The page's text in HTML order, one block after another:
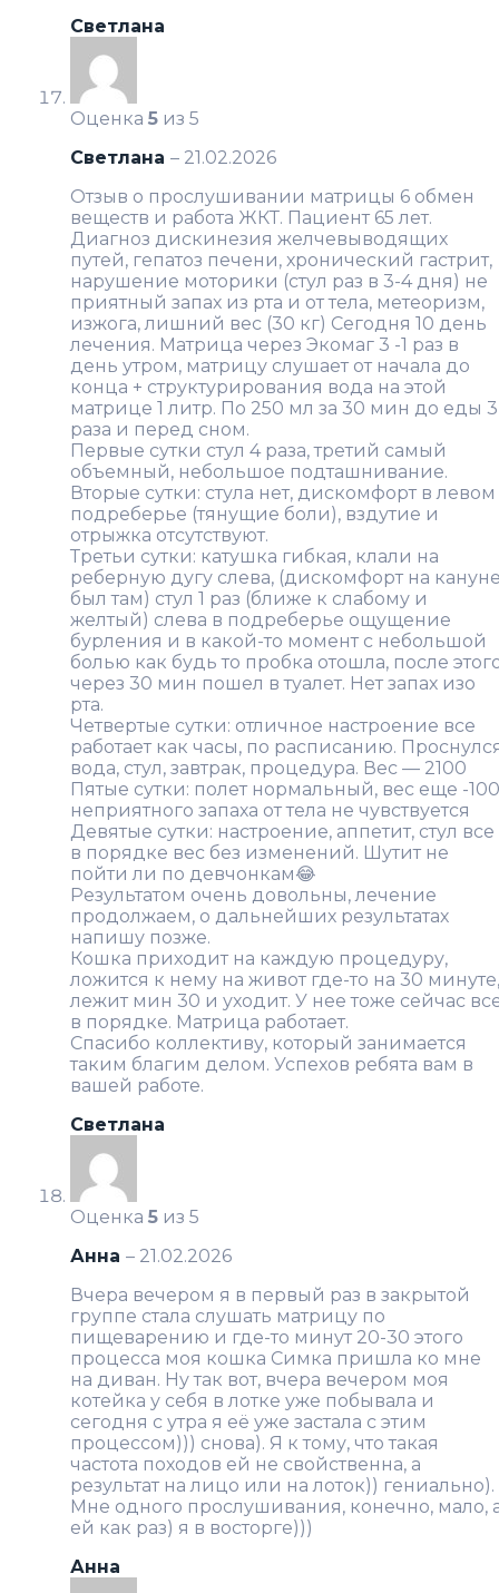
Светлана
Оценка 5 из 5
Светлана – 21.02.2026
Отзыв о прослушивании матрицы 6 обмен
веществ и работа ЖКТ. Пациент 65 лет.
Диагноз дискинезия желчевыводящих
путей, гепатоз печени, хронический гастрит,
нарушение моторики (стул раз в 3-4 дня) не
приятный запах из рта и от тела, метеоризм,
изжога, лишний вес (30 кг) Сегодня 10 день
лечения. Матрица через Экомаг 3 -1 раз в
день утром, матрицу слушает от начала до
конца + структурирования вода на этой
матрице 1 литр. По 250 мл за 30 мин до еды 3
раза и перед сном.
Первые сутки стул 4 раза, третий самый
объемный, небольшое подташнивание.
Вторые сутки: стула нет, дискомфорт в левом
подреберье (тянущие боли), вздутие и
отрыжка отсутствуют.
Третьи сутки: катушка гибкая, клали на
реберную дугу слева, (дискомфорт на
был там) стул 1 раз (ближе к слабому и
желтый) слева в подреберье ощущение
бурления и в какой-то момент с небольшой
болью как будь то пробка отошла, после
через 30 мин пошел в туалет. Нет запах изо
рта.
Четвертые сутки: отличное настроение все
работает как часы, по расписанию.
вода, стул, завтрак, процедура. Вес — 2100
Пятые сутки: полет нормальный, вес еще -
неприятного запаха от тела не чувствуется
Девятые сутки: настроение, аппетит, стул все
в порядке вес без изменений. Шутит не
пойти ли по девчонкам😂
Результатом очень довольны, лечение
продолжаем, о дальнейших результатах
напишу позже.
Кошка приходит на каждую процедуру,
ложится к нему на живот где-то на 30 минуте,
лежит мин 30 и уходит. У нее тоже сейчас
в порядке. Матрица работает.
Спасибо коллективу, который занимается
таким благим делом. Успехов ребята вам в
вашей работе.
Светлана
Оценка 5 из 5
Анна – 21.02.2026
Вчера вечером я в первый раз в закрытой
группе стала слушать матрицу по
пищеварению и где-то минут 20-30 этого
процесса моя кошка Симка пришла ко мне
на диван. Ну так вот, вчера вечером моя
котейка у себя в лотке уже побывала и
сегодня с утра я её уже застала с этим
процессом))) снова). Я к тому, что такая
частота походов ей не свойственна, а
результат на лицо или на лоток)) гениально).
Мне одного прослушивания, конечно, мало,
ей как раз) я в восторге)))
Анна